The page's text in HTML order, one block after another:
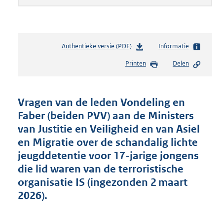
Authentieke versie (PDF)b
s
d
s
g
r
o
o
t
t
Informatie
Printen Delen
Vragen van de leden Vondeling en
Faber (beiden PVV) aan de Ministers
van Justitie en Veiligheid en van Asiel
en Migratie over de schandalig lichte
jeugddetentie voor 17-jarige jongens
die lid waren van de terroristische
organisatie IS (ingezonden 2 maart
2026).